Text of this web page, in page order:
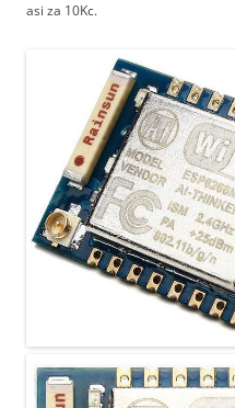
asi za 10Kc.